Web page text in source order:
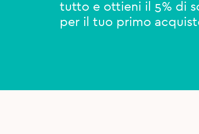
tutto e ottieni il 5% di
per il tuo primo